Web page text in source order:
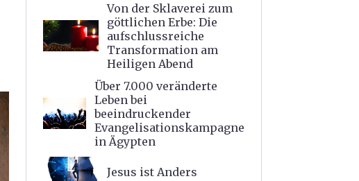
Von der Sklaverei zum
göttlichen Erbe: Die
aufschlussreiche
Transformation am
Heiligen Abend
Über 7.000 veränderte
Leben bei
beeindruckender
Evangelisationskampagne
in Ägypten
Jesus ist Anders